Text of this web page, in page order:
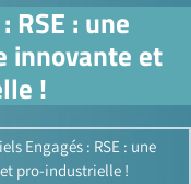
RSE : une
innovante et
!
Engagés : RSE : une
pro-industrielle !